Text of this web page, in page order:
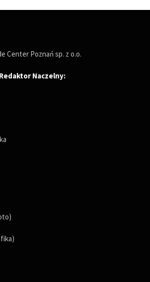
Center Poznań sp. z o.o.
Redaktor Naczelny: